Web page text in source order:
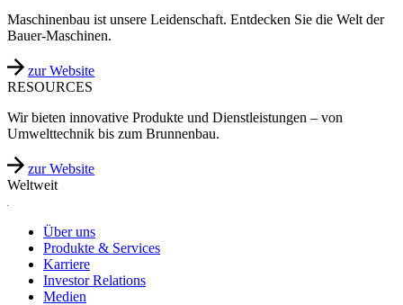
Maschinenbau ist unsere Leidenschaft. Entdecken Sie die Welt der
Bauer-Maschinen.
zur Website
RESOURCES
Wir bieten innovative Produkte und Dienstleistungen – von
Umwelttechnik bis zum Brunnenbau.
zur Website
Weltweit
Über uns
Produkte & Services
Karriere
Investor Relations
Medien